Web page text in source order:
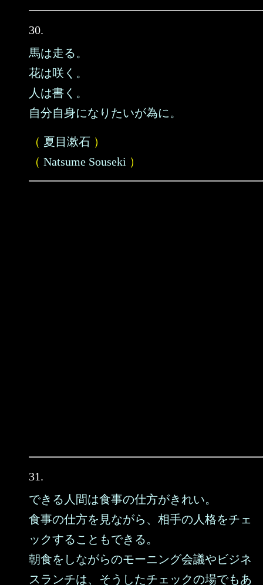
30.
馬は走る。
花は咲く。
人は書く。
自分自身になりたいが為に。
（ 夏目漱石 ）
（ Natsume Souseki ）
31.
できる人間は食事の仕方がきれい。
食事の仕方を見ながら、相手の人格をチェ
ックすることもできる。
朝食をしながらのモーニング会議やビジネ
スランチは、そうしたチェックの場でもあ